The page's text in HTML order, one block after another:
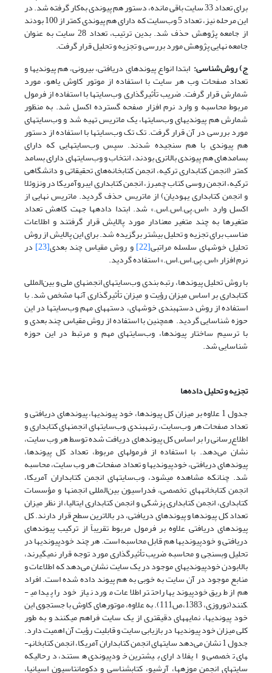
برای تعداد 33 سایت باقی مانده، دستور هم­ پیوندی به‌کار گرفته شد. در
این مرحله نیز، تعداد 5 وب‌سایت که دارای هم پیوندی کمتر از 100 بودند
از جامعه پژوهش حذف شد. بدین ترتیب، تعداد 28 سایت به عنوان
جامعه نهایی پژوهش مورد بررسی و تجزیه و تحلیل قرار گرفت.
ج) روش‌شناسی: ابتدا انواع پیوندهای دریافتی، بیرونی، هم پیوندیها و
تعداد صفحات وب هر سایت با استفاده از موتور کاوش یاهو، مورد
شمارش قرار گرفت. ضریب تأثیر­گذاری وب‌سایتها با استفاده از فرمول
مربوط محاسبه و وارد نرم افزار صفحه گسترده اکسل شد. به منظور
شمارش هم پیوندیهای وب‌سایتها، یک ماتریس تهیه شد و وب‌سایتهای
مورد بررسی در آن قرار گرفت. تک تک وب‌سایتها با استفاده از دستور
هم پیوندی با هم سنجیده شدند. سپس وب‌سایتهایی که دارای
بسامدهای هم پیوندی بالاتری بودند، انتخاب و وب‌سایتهای دارای بسامد
کمتر (انجمن کتابداری ترکیه، انجمن کتابخانه‌های تحقیقاتی و دانشگاهی
ترکیه، انجمن روسی کتاب چمبرز، انجمن کتابداری ایبروآمریکا در ونزوئلا
و انجمن کتابداری یهودیان) از ماتریس حذف گردید. ماتریس نهایی از
اکسل وارد «اس.پی.اس.اس.» شد. ابتدا داده­ها جهت کاهش تعداد
متغیرها به چند متغیر معنادار مورد پالایش قرار گرفتند و اطلاعات
مناسب برای تجزیه و تحلیل بیشتر برگزیده شد. برای این پالایش از روش
تحلیل خوشه­ای سلسله مراتبی[22] و روش مقیاس چند بعدی[23] در
نرم افزار «اس.پی.اس.اس.» استفاده گردید.
با روش تحلیل پیوندها، رتبه بندی وب‌سایتهای انجمنهای ملی و بین‌المللی
کتابداری بر اساس میزان رؤیت و میزان تأثیرگذاری آنها مشخص شد. با
استفاده از روش دسته­بندی خوشه­ای، دسته­های مهم وب‌سایتها در این
حوزه شناسایی گردید. همچنین با استفاده از روش مقیاس چند بعدی و
با ترسیم ساختار پیوندها، وب‌سایتهای مهم و مرتبط در این حوزه
شناسایی شد.
تجزیه و تحلیل دادهها
جدول 1 علاوه بر میزان کل پیوندها، خود پیوندیها، پیوندهای دریافتی و
تعداد صفحات هر وب‌سایت، رتبه­بندی وب‌سایتهای انجمنهای کتابداری و
اطلاع‌رسانی را بر اساس کل پیوندهای دریافت شده توسط هر وب سایت،
نشان می‌دهد. با استفاده از فرمولهای مربوط، تعداد کل پیوندها،
پیوندهای دریافتی، خودپیوندیها و تعداد صفحات هر وب سایت، محاسبه
شد. چنانکه مشاهده می­شود، وب‌سایتهای انجمن کتابداران آمریکا،
انجمن کتابخانه­های تخصصی، فدراسیون بین‌المللی انجمنها و مؤسسات
کتابداری، انجمن کتابداری پزشکی و انجمن کتابداری ایتالیا، از نظر میزان
تعداد کل پیوندها و پیوندهای دریافتی، در بالاترین سطح قرار دارند. کل
پیوندهای دریافتی علاوه بر فرمول مربوط تقریباً از ترکیب پیوندهای
دریافتی و خودپیوندیها هم قابل محاسبه است. هر چند خودپیوندیها در
تحلیل وب­سنجی و محاسبه ضریب تأثیرگذاری مورد توجه قرار نمی­گیرند،
بالابودن خودپیوندیهای موجود در یک سایت نشان می‌دهد که اطلاعات و
منابع موجود در آن سایت به خوبی به هم پیوند داده شده است. افراد
هم از طریق خودپیوندیها راحت­تر اطلاعات مورد نیاز خود را پیدا می­
کنند(نوروزی، 1383،ص111). به علاوه، موتورهای کاوش با جستجوی این
خود پیوندیها، نمایه­های دقیق­تری از یک سایت فراهم می­کنند و به طور
کلی میزان خود پیوندیها در بازیابی سایت و قابلیت رؤیت آن اهمیت دارد.
جدول 1 نشان می‌دهد سایتهای انجمن کتابداران آمریکا، انجمن کتابخانه­
های تخصصی و ایفلا دارای بیشترین خودپیوندی هستند، درحالی­که
سایتهای انجمن موزه­ها، آرشیو، کتابشناسی و دکومانتاسیون اسپانیا،